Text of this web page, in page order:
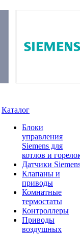
Каталог
Блоки
управления
Siemens для
котлов и
Датчики
Клапаны и
приводы
Комнатные
термостаты
Контроллеры
Приводы
воздушных